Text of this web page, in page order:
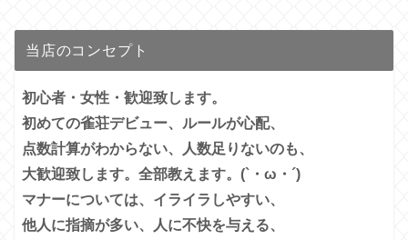
当店のコンセプト
初心者・女性・歓迎致します。
初めての雀荘デビュー、ルールが心配、
点数計算がわからない、人数足りないのも、
大歓迎致します。全部教えます。(`・ω・´)
マナーについては、イライラしやすい、
他人に指摘が多い、
人に不快を与える、